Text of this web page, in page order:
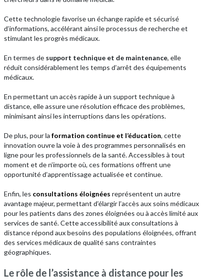
Cette technologie favorise un échange rapide et sécurisé
d’informations, accélérant ainsi le processus de recherche et
stimulant les progrès médicaux.
En termes de support technique et de maintenance, elle
réduit considérablement les temps d’arrêt des équipements
médicaux.
En permettant un accès rapide à un support technique à
distance, elle assure une résolution efficace des problèmes,
minimisant ainsi les interruptions dans les opérations.
De plus, pour la formation continue et l’éducation, cette
innovation ouvre la voie à des programmes personnalisés en
ligne pour les professionnels de la santé. Accessibles à tout
moment et de n’importe où, ces formations offrent une
opportunité d’apprentissage actualisée et continue.
Enfin, les consultations éloignées représentent un autre
avantage majeur, permettant d’élargir l’accès aux soins médicaux
pour les patients dans des zones éloignées ou à accès limité aux
services de santé. Cette accessibilité aux consultations à
distance répond aux besoins des populations éloignées, offrant
des services médicaux de qualité sans contraintes
géographiques.
Le rôle de l’assistance à distance pour les